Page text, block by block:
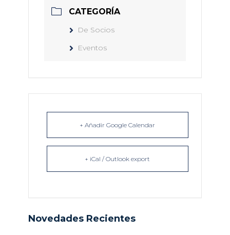
CATEGORÍA
De Socios
Eventos
+ Añadir Google Calendar
+ iCal / Outlook export
Novedades Recientes